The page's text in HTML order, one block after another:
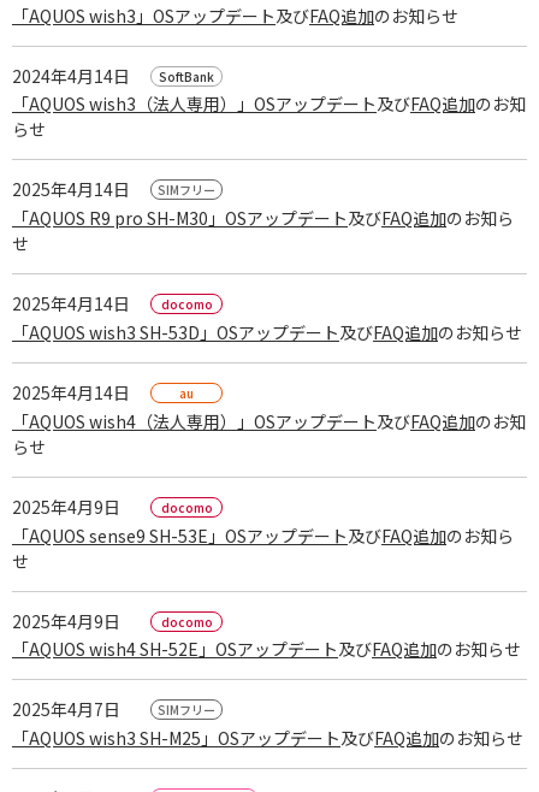
「AQUOS wish3」OSアップデート及びFAQ追加のお知らせ
2024年4月14日
「AQUOS wish3（法人専用）」OSアップデート及びFAQ追加のお知
らせ
2025年4月14日
「AQUOS R9 pro SH-M30」OSアップデート及びFAQ追加のお知ら
せ
2025年4月14日
「AQUOS wish3 SH-53D」OSアップデート及びFAQ追加のお知らせ
2025年4月14日
「AQUOS wish4（法人専用）」OSアップデート及びFAQ追加のお知
らせ
2025年4月9日
「AQUOS sense9 SH-53E」OSアップデート及びFAQ追加のお知ら
せ
2025年4月9日
「AQUOS wish4 SH-52E」OSアップデート及びFAQ追加のお知らせ
2025年4月7日
「AQUOS wish3 SH-M25」OSアップデート及びFAQ追加のお知らせ